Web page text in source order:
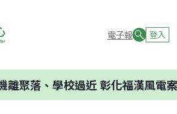
電子報 登入
聚落、學校過近 彰化福漢風電案